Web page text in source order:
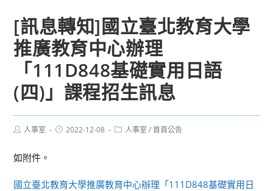
[訊息轉知]國立臺北教育大學
推廣教育中心辦理
「111D848基礎實用日語
(四)」課程招生訊息
Post人事室
Post2022-12-08
Post人事室 / 首頁公告
如附件。
國立臺北教育大學推廣教育中心辦理「111D848基礎實用日